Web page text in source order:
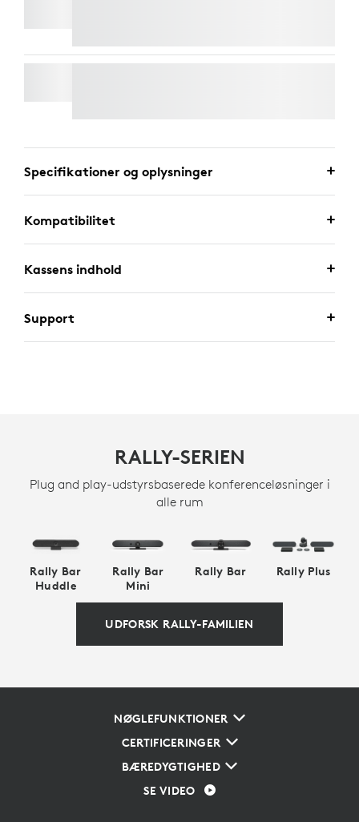
Specifikationer og oplysninger
Kompatibilitet
Kassens indhold
Support
RALLY-SERIEN
Plug and play-udstyrsbaserede konferenceløsninger i
alle rum
Rally Bar
Huddle
Rally Bar
Mini
Rally Bar Rally Plus
UDFORSK RALLY-FAMILIEN
NØGLEFUNKTIONER
CERTIFICERINGER
BÆREDYGTIGHED
SE VIDEO